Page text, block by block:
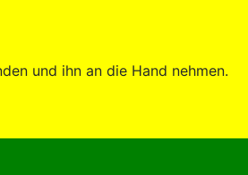
und ihn an die Hand nehmen.